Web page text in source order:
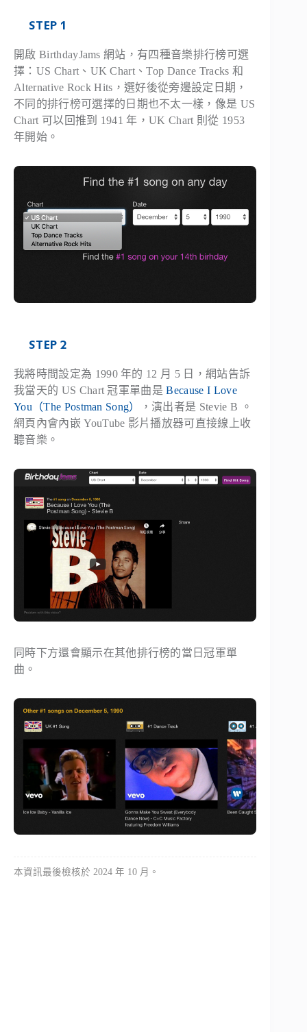
STEP 1
開啟 BirthdayJams 網站，有四種音樂排行榜可選
擇：US Chart、UK Chart、Top Dance Tracks 和
Alternative Rock Hits，選好後從旁邊設定日期，
不同的排行榜可選擇的日期也不太一樣，像是 US
Chart 可以回推到 1941 年，UK Chart 則從 1953
年開始。
STEP 2
我將時間設定為 1990 年的 12 月 5 日，網站告訴
我當天的 US Chart 冠軍單曲是Because I Love
You（The Postman Song）
，演出者是 Stevie B 。
網頁內會內嵌 YouTube 影片播放器可直接線上收
聽音樂。
同時下方還會顯示在其他排行榜的當日冠軍單
曲。
本資訊最後檢核於 2024 年 10 月。